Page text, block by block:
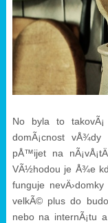
No byla to takovÃ¡
domÃ¡cnost
pÅ™ijet na
VÃ½hodou je Å¾e
funguje
velkÃ© plus do
nebo na internÃ¡tu